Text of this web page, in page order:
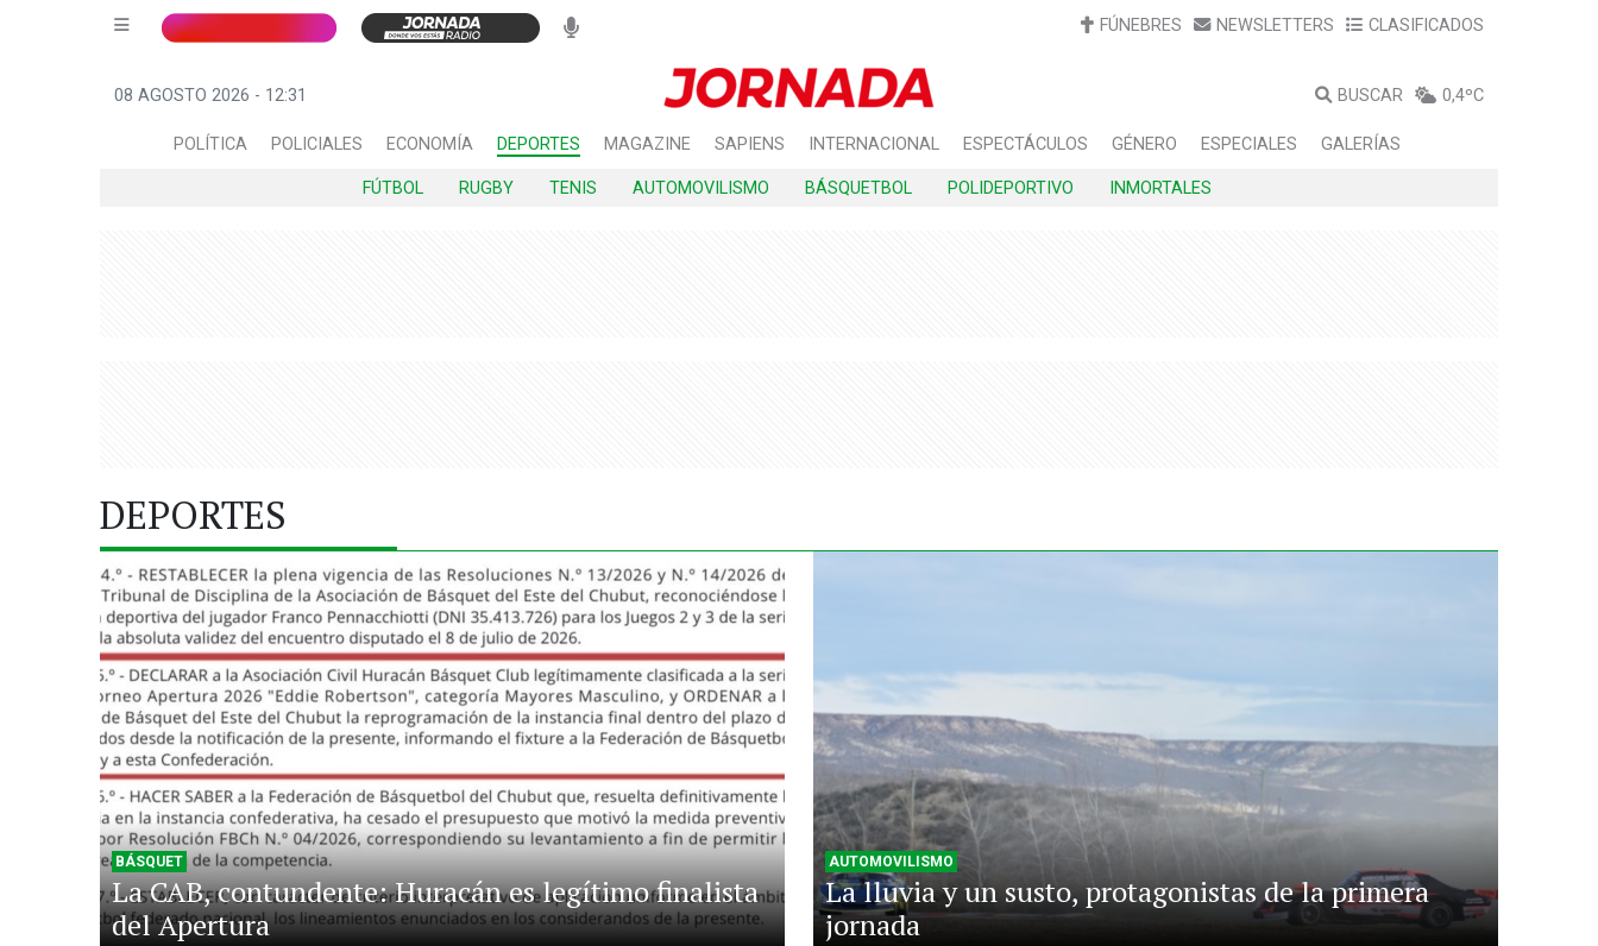
FÚNEBRES NEWSLETTERS CLASIFICADOS
08 AGOSTO 2026 - 12:31 BUSCAR 0,4ºC
POLÍTICA POLICIALES ECONOMÍA DEPORTES MAGAZINE SAPIENS INTERNACIONAL ESPECTÁCULOS GÉNERO ESPECIALES GALERÍAS
FÚTBOL RUGBY TENIS AUTOMOVILISMO BÁSQUETBOL POLIDEPORTIVO INMORTALES
DEPORTES
BÁSQUET
La CAB, contundente: Huracán es legítimo finalista
del Apertura
AUTOMOVILISMO
La lluvia y un susto, protagonistas de la primera
jornada